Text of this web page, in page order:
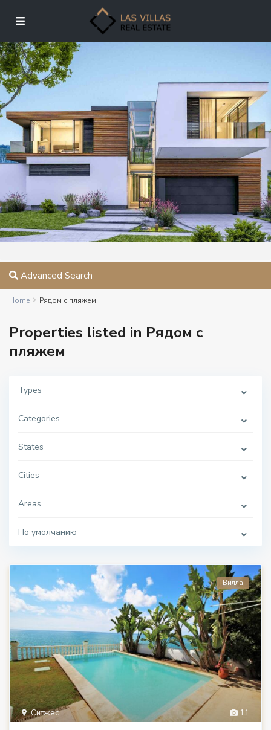
Advanced Search
Home Рядом с пляжем
Properties listed in Рядом с
пляжем
Types
Categories
States
Cities
Areas
По умолчанию
11
Ситжес
Вилла